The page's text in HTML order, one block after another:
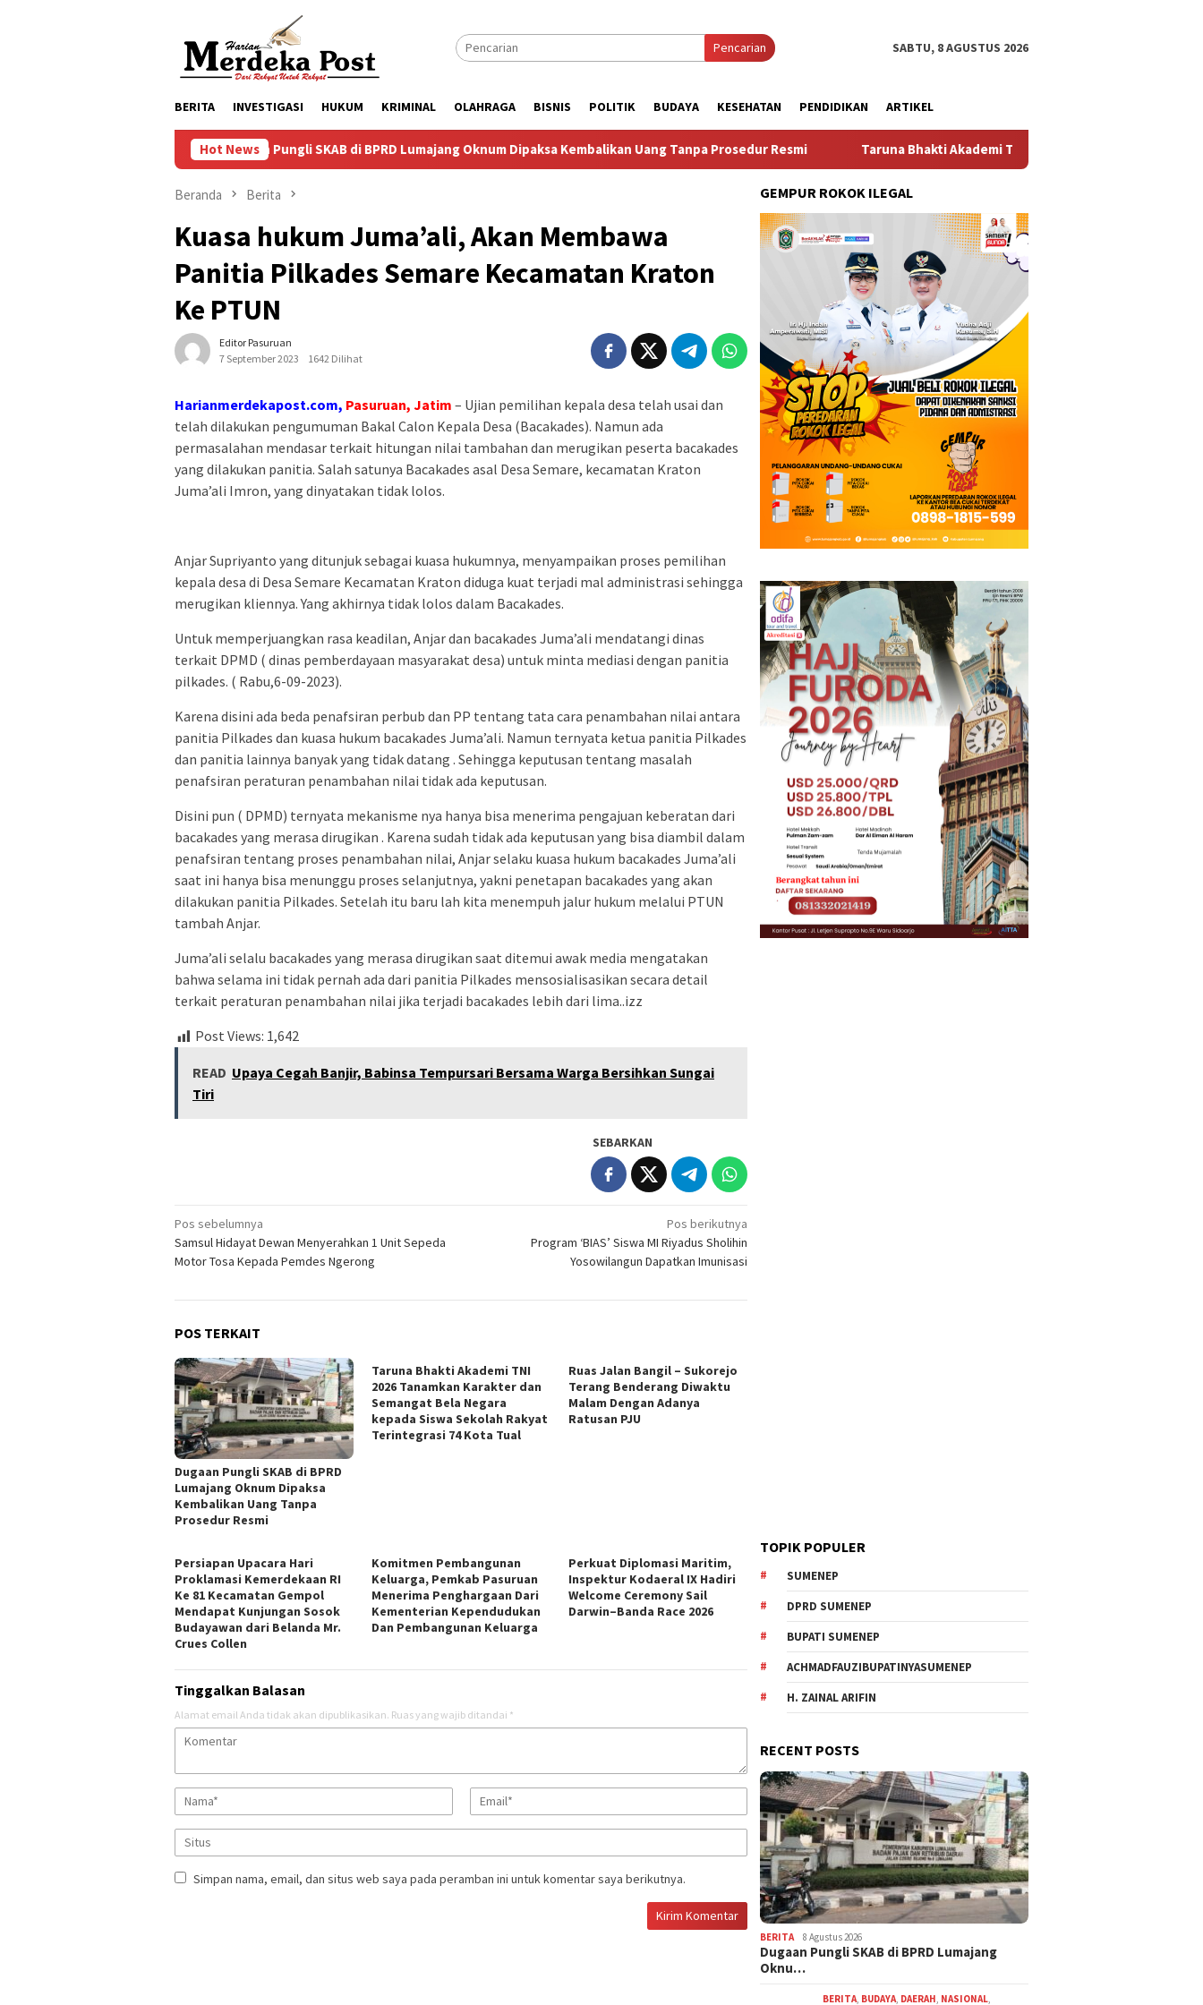
Pencarian SABTU, 8 AGUSTUS 2026
BERITA INVESTIGASI HUKUM KRIMINAL OLAHRAGA BISNIS POLITIK BUDAYA KESEHATAN PENDIDIKAN ARTIKEL
Hot News
Dugaan Pungli SKAB di BPRD Lumajang Oknum Dipaksa Kembalikan Uang Tanpa Prosedur Resmi Taruna Bhakti Akademi TNI 2026 Tanamkan Karakter dan Semangat
Beranda Berita
Kuasa hukum Juma’ali, Akan Membawa
Panitia Pilkades Semare Kecamatan Kraton
Ke PTUN
Editor Pasuruan
7 September 2023
1642 Dilihat
Harianmerdekapost.com, Pasuruan, Jatim – Ujian pemilihan kepala desa telah usai dan
telah dilakukan pengumuman Bakal Calon Kepala Desa (Bacakades). Namun ada
permasalahan mendasar terkait hitungan nilai tambahan dan merugikan peserta bacakades
yang dilakukan panitia. Salah satunya Bacakades asal Desa Semare, kecamatan Kraton
Juma’ali Imron, yang dinyatakan tidak lolos.
Anjar Supriyanto yang ditunjuk sebagai kuasa hukumnya, menyampaikan proses pemilihan
kepala desa di Desa Semare Kecamatan Kraton diduga kuat terjadi mal administrasi sehingga
merugikan kliennya. Yang akhirnya tidak lolos dalam Bacakades.
Untuk memperjuangkan rasa keadilan, Anjar dan bacakades Juma’ali mendatangi dinas
terkait DPMD ( dinas pemberdayaan masyarakat desa) untuk minta mediasi dengan panitia
pilkades. ( Rabu,6-09-2023).
Karena disini ada beda penafsiran perbub dan PP tentang tata cara penambahan nilai antara
panitia Pilkades dan kuasa hukum bacakades Juma’ali. Namun ternyata ketua panitia Pilkades
dan panitia lainnya banyak yang tidak datang . Sehingga keputusan tentang masalah
penafsiran peraturan penambahan nilai tidak ada keputusan.
Disini pun ( DPMD) ternyata mekanisme nya hanya bisa menerima pengajuan keberatan dari
bacakades yang merasa dirugikan . Karena sudah tidak ada keputusan yang bisa diambil dalam
penafsiran tentang proses penambahan nilai, Anjar selaku kuasa hukum bacakades Juma’ali
saat ini hanya bisa menunggu proses selanjutnya, yakni penetapan bacakades yang akan
dilakukan panitia Pilkades. Setelah itu baru lah kita menempuh jalur hukum melalui PTUN
tambah Anjar.
Juma’ali selalu bacakades yang merasa dirugikan saat ditemui awak media mengatakan
bahwa selama ini tidak pernah ada dari panitia Pilkades mensosialisasikan secara detail
terkait peraturan penambahan nilai jika terjadi bacakades lebih dari lima..izz
Post Views: 1,642
READ Upaya Cegah Banjir, Babinsa Tempursari Bersama Warga Bersihkan Sungai
Tiri
SEBARKAN
Navigasi
pos
Pos sebelumnya
Samsul Hidayat Dewan Menyerahkan 1 Unit Sepeda
Motor Tosa Kepada Pemdes Ngerong
Pos berikutnya
Program ‘BIAS’ Siswa MI Riyadus Sholihin
Yosowilangun Dapatkan Imunisasi
POS TERKAIT
Dugaan Pungli SKAB di BPRD
Lumajang Oknum Dipaksa
Kembalikan Uang Tanpa
Prosedur Resmi
Taruna Bhakti Akademi TNI
2026 Tanamkan Karakter dan
Semangat Bela Negara
kepada Siswa Sekolah Rakyat
Terintegrasi 74 Kota Tual
Ruas Jalan Bangil – Sukorejo
Terang Benderang Diwaktu
Malam Dengan Adanya
Ratusan PJU
Persiapan Upacara Hari
Proklamasi Kemerdekaan RI
Ke 81 Kecamatan Gempol
Mendapat Kunjungan Sosok
Budayawan dari Belanda Mr.
Crues Collen
Komitmen Pembangunan
Keluarga, Pemkab Pasuruan
Menerima Penghargaan Dari
Kementerian Kependudukan
Dan Pembangunan Keluarga
Perkuat Diplomasi Maritim,
Inspektur Kodaeral IX Hadiri
Welcome Ceremony Sail
Darwin–Banda Race 2026
Tinggalkan Balasan
Alamat email Anda tidak akan dipublikasikan. Ruas yang wajib ditandai *
Simpan nama, email, dan situs web saya pada peramban ini untuk komentar saya berikutnya.
GEMPUR ROKOK ILEGAL
TOPIK POPULER
SUMENEP
DPRD SUMENEP
BUPATI SUMENEP
ACHMADFAUZIBUPATINYASUMENEP
H. ZAINAL ARIFIN
RECENT POSTS
BERITA 8 Agustus 2026
Dugaan Pungli SKAB di BPRD Lumajang
Oknu…
BERITA, BUDAYA, DAERAH, NASIONAL,